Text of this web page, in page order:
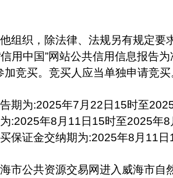
组织，除法律、法规另有规定要
信用中国”网站公共信用信息报告
竞买。竞买人应当单独申请竞买
期为:2025年7 月 22 日 15时至
:2025年8 月 11 日 15时至2025年8
保证金交纳期为:2025年8 月 11 日
市公共资源交易网进入威海市